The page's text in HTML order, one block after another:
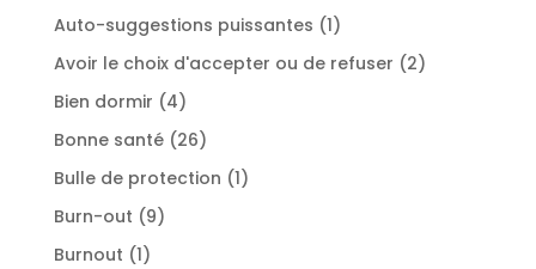
produits
Auto-suggestions puissantes 11
produit
Avoir le choix d'accepter ou de refuser 22
Bien dormir 44
produits
Bonne santé 2626
produits
Bulle de protection 11
Burn-out 99
Burnout 11